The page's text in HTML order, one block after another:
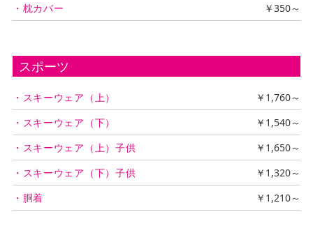
・枕カバー
￥350～
スポーツ
・スキーウェア（上）
￥1,760～
・スキーウェア（下）
￥1,540～
・スキーウェア（上）子供
￥1,650～
・スキーウェア（下）子供
￥1,320～
・胴着
￥1,210～